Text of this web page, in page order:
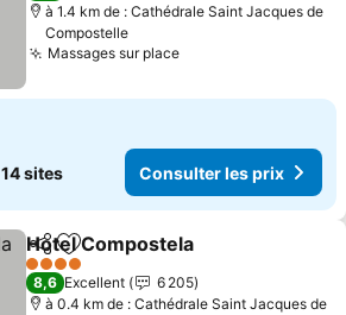
à 1.4 km de : Cathédrale Saint Jacques de
Compostelle
Massages sur place
14 sites Consulter les prix
PartagerAjouter à mes favoris
Hotel Compostela
4 Étoiles
8,6 Excellent
6 205
à 0.4 km de : Cathédrale Saint Jacques de